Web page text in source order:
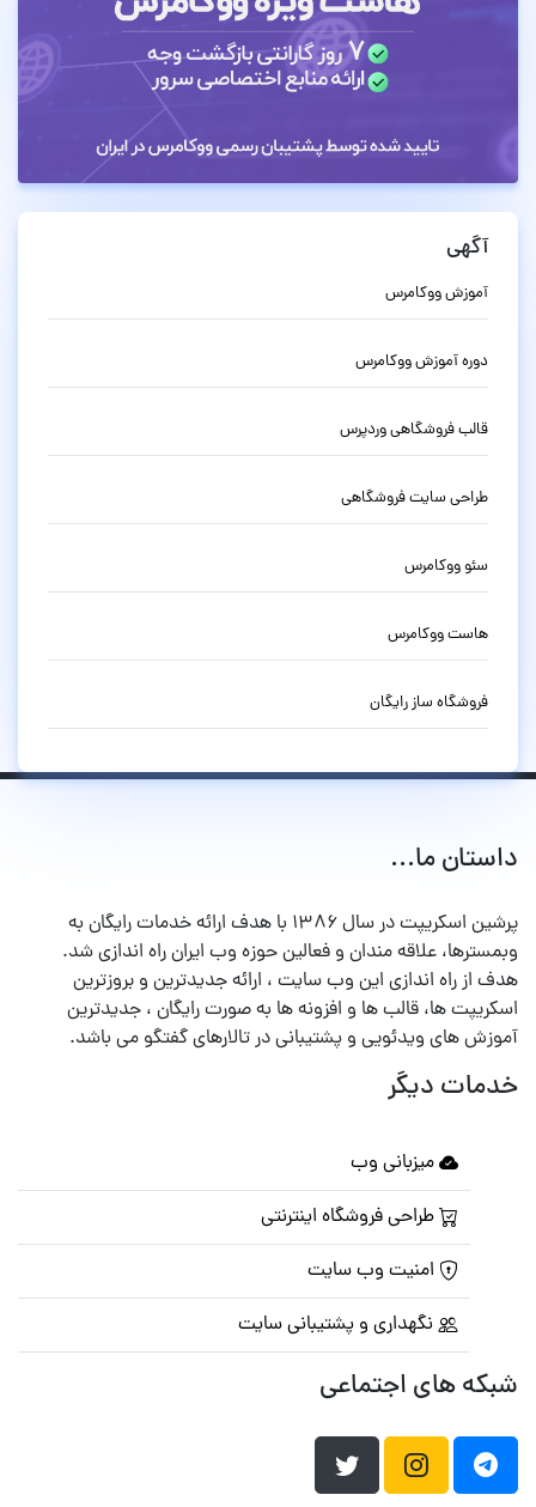
آگهی
آموزش ووکامرس
دوره آموزش ووکامرس
قالب فروشگاهی وردپرس
طراحی سایت فروشگاهی
سئو ووکامرس
هاست ووکامرس
فروشگاه ساز رایگان
داستان ما...
پرشین اسکریپت در سال ۱۳۸۶ با هدف ارائه خدمات رایگان به
وبمسترها، علاقه مندان و فعالین حوزه وب ایران راه اندازی شد.
هدف از راه اندازی این وب سایت ، ارائه جدیدترین و بروزترین
اسکریپت ها، قالب ها و افزونه ها به صورت رایگان ، جدیدترین
آموزش های ویدئویی و پشتیبانی در تالارهای گفتگو می باشد.
خدمات دیگر
میزبانی وب
طراحی فروشگاه اینترنتی
امنیت وب سایت
نگهداری و پشتیبانی سایت
شبکه های اجتماعی